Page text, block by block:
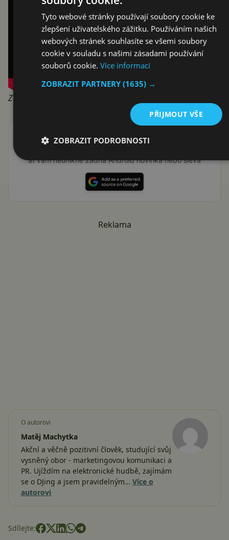
Zdroj:
Přidat Svět Androida mezi preferované stránky na
ať vám neunikne žádná Android novinka nebo sleva
Reklama
O autorovi
Matěj Machytka
Akční a věčně pozitivní člověk, studující svůj
vysněný obor - marketingovou komunikaci a
PR. Ujíždím na elektronické hudbě, zajímám
se o DJing a jsem pravidelným… Více o
autorovi
Sdílejte:
Tyto webové stránky používají soubory cookie ke
zlepšení uživatelského zážitku. Používáním našich
webových stránek souhlasíte se všemi soubory
cookie v souladu s našimi zásadami používání
souborů cookie. Více informací
ZOBRAZIT PARTNERY(1635) →
PŘIJMOUT VŠE
ZOBRAZIT PODROBNOSTI